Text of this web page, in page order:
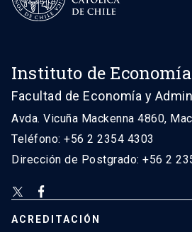
Instituto de Economía
Facultad de Economía y
Avda. Vicuña Mackenna 4860,
Teléfono: +56 2 2354 4303
Dirección de Postgrado: +56 2
ACREDITACIÓN